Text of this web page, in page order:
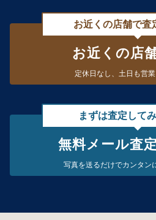
お近くの店舗で査
お近くの店
定休日なし、 土日も営業
まずは査定して
無料メール査
写真を送るだけでカンタン